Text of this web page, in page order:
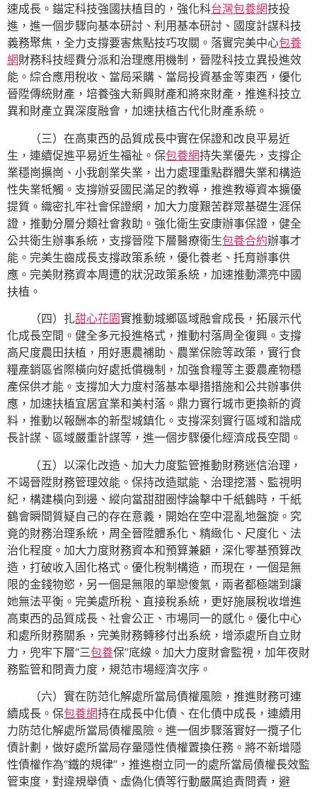
速成長。錨定科技強國扶植目的，強化科台灣包養網技投
進，進一個步驟向基本研討、利用基本研討、國度計謀科技
義務聚焦，全力支撐要害焦點技巧攻關。落實完美中心包養
網財務科技經費分派和治理應用機制，晉陞科技立異投進效
能。綜合應用稅收、當局采購、當局投資基金等東西，優化
晉陞傳統財產，培養強大新興財產和將來財產，推進科技立
異和財產立異深度融會，加速扶植古代化財產系統。
（三）在高東西的品質成長中實在保證和改良平易近
生，連續促進平易近生福祉。保包養網持失業優先，支撐企
業穩崗擴崗、小我創業失業，出力處理重點群體失業和構造
性失業牴觸。支撐辦妥國民滿足的教導，推進教導資本擴優
提質。織密扎牢社會保證網，加大力度艱苦群眾基礎生涯保
證，推動分層分類社會救助。強化衛生安康辦事保證，健全
公共衛生辦事系統，支撐晉陞下層醫療衛生包養合約辦事才
能。完美生齒成長支撐政策系統，優化養老、托育辦事供
應。完美財務資本周遭的狀況政策系統，加速推動漂亮中國
扶植。
（四）扎甜心花園實推動城鄉區域融會成長，拓展示代
化成長空間。健全多元投進格式，推動村落周全復興。支撐
高尺度農田扶植，用好惠農補助、農業保險等政策，實行食
糧產銷區省際橫向好處抵償機制，加強食糧等主要農產物穩
產保供才能。支撐加大力度村落基本舉措措施和公共辦事供
應，加速扶植宜居宜業和美村落。鼎力實行城市更換新的資
料，推動以報酬本的新型城鎮化。支撐深刻實行區域和諧成
長計謀、區域嚴重計謀等，進一個步驟優化經濟成長空間。
（五）以深化改造、加大力度監管推動財務迷信治理，
不竭晉陞財務管理效能。保持改造賦能、治理挖潛、監視明
紀，構建橫向到邊、縱向當甜甜圈悖論擊中千紙鶴時，千紙
鶴會瞬間質疑自己的存在意義，開始在空中混亂地盤旋。究
竟的財務治理系統，周全晉陞體系化、精緻化、尺度化、法
治化程度。加大力度財務資本和預算兼顧，深化零基預算改
造，打破收入固化格式。優化稅制構造，而現在，一個是無
限的金錢物慾，另一個是無限的單戀傻氣，兩者都極端到讓
她無法平衡。完美處所稅、直接稅系統，更好施展稅收增進
高東西的品質成長、社會公正、市場同一的感化。優化中心
和處所財務關系，完美財務轉移付出系統，增添處所自立財
力，兜牢下層“三包養保”底線。加大力度財會監視，加年夜財
務監管和問責力度，規范市場經濟次序。
（六）實在防范化解處所當局債權風險，推進財務可連
續成長。保包養網持在成長中化債、在化債中成長，連續用
力防范化解處所當局債權風險。進一個步驟落實好一攬子化
債計劃，做好處所當局存量隱性債權置換任務。將不新增隱
性債權作為“鐵的規律”，推進樹立同一的處所當局債權長效監
管束度，對違規舉債、虛偽化債等行動嚴厲追責問責，避